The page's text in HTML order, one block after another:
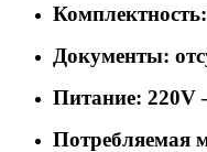
Документы:
Питание: 220V
Потребляемая